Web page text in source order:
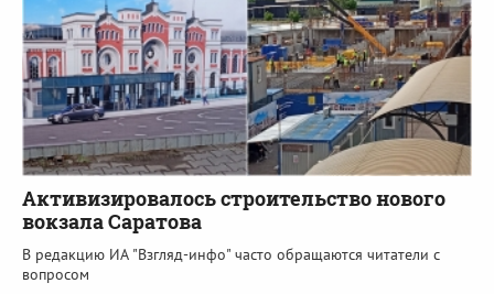
Активизировалось строительство нового
вокзала Саратова
В редакцию ИА "Взгляд-инфо" часто обращаются читатели с
вопросом